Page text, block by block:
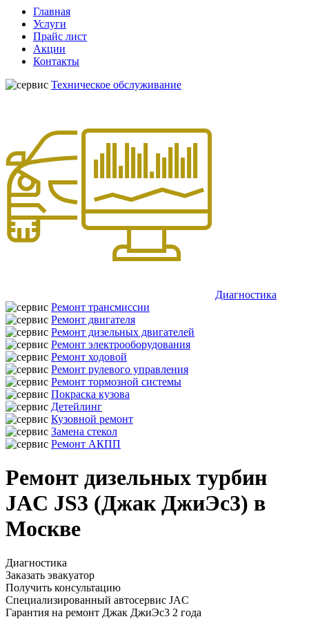
Главная
Услуги
Прайс лист
Акции
Контакты
Техническое обслуживание
Диагностика
Ремонт трансмиссии
Ремонт двигателя
Ремонт дизельных двигателей
Ремонт электрооборудования
Ремонт ходовой
Ремонт рулевого управления
Ремонт тормозной системы
Покраска кузова
Детейлинг
Кузовной ремонт
Замена стекол
Ремонт АКПП
Ремонт дизельных турбин
JAC JS3 (Джак ДжиЭс3) в
Москве
Диагностика
Заказать эвакуатор
Получить консультацию
Специализированный автосервис JAC
Гарантия на ремонт Джак ДжиЭс3 2 года